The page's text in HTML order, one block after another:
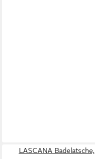
LASCANA Badelatsche,